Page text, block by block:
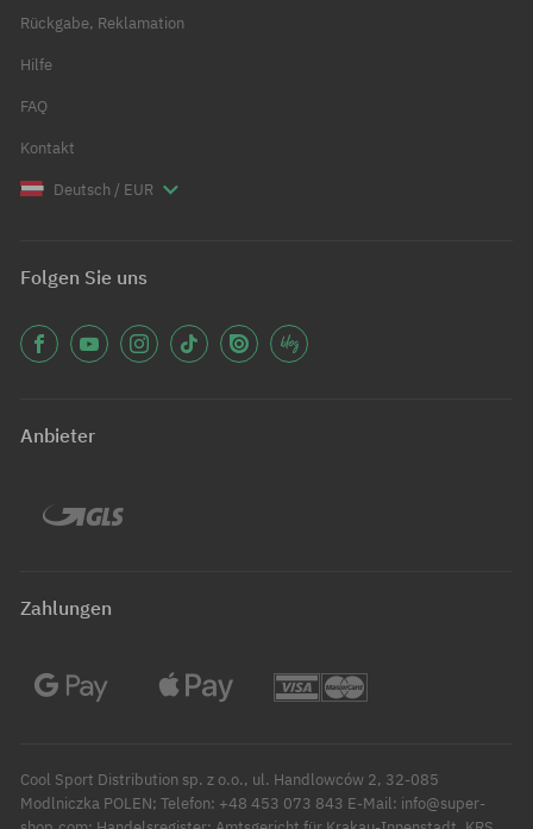
Rückgabe, Reklamation
Hilfe
FAQ
Kontakt
Deutsch / EUR
Folgen Sie uns
Anbieter
Zahlungen
Cool Sport Distribution sp. z o.o., ul. Handlowców 2, 32-085
Modlniczka POLEN; Telefon: +48 453 073 843 E-Mail: info@super-